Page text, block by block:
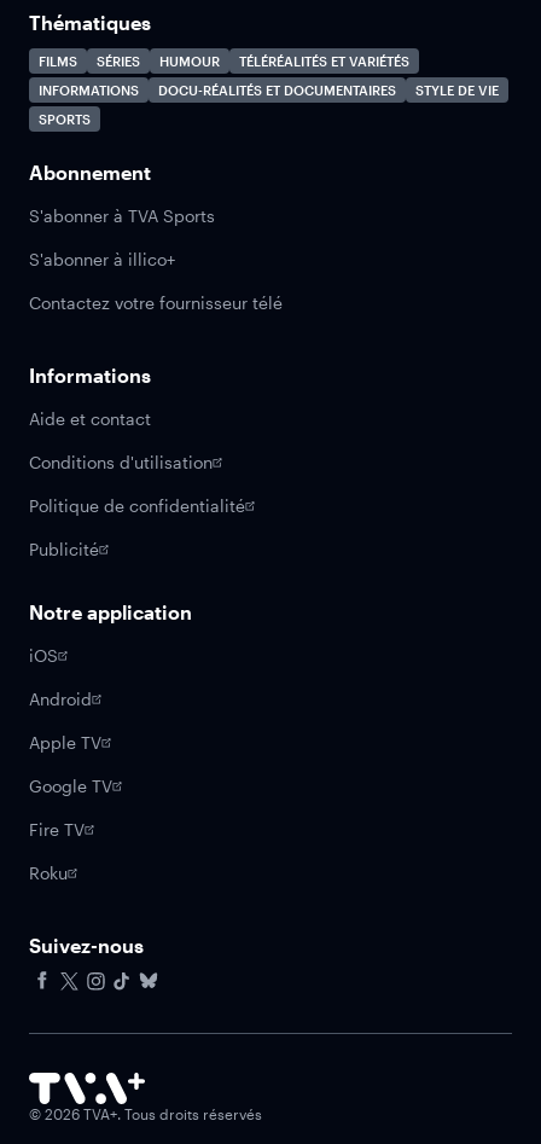
Thématiques
FILMS SÉRIES HUMOUR
TÉLÉRÉALITÉS ET VARIÉTÉS
INFORMATIONS
DOCU-RÉALITÉS ET DOCUMENTAIRES
STYLE DE VIE
SPORTS
Abonnement
S'abonner à TVA Sports
S'abonner à illico+
Contactez votre fournisseur télé
Informations
Aide et contact
Conditions d'utilisation
Politique de confidentialité
Publicité
Notre application
iOS
Android
Apple TV
Google TV
Fire TV
Roku
Suivez-nous
© 2026 TVA+. Tous droits réservés